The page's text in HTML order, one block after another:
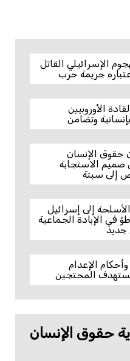
الإسرائيلي القاتل
جريمة حرب
الأوروبيين
وتضامن
حقوق الإنسان
صميم الاستجابة
إلى سبتة
إلى إسرائيل
في الإبادة الجماعية
جديد
الإعدام
تستهدف المحتجين
حقوق الإنسان